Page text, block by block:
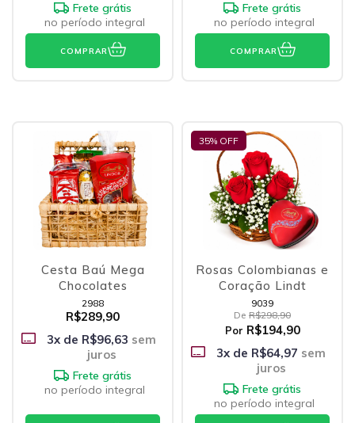
Frete grátis
no período integral
COMPRAR
Frete grátis
no período integral
COMPRAR
Cesta Baú Mega
Chocolates
2988
R$289,90
3x de R$96,63 sem
juros
Frete grátis
no período integral
35% OFF
Rosas Colombianas e
Coração Lindt
9039
De R$298,90
Por R$194,90
3x de R$64,97 sem
juros
Frete grátis
no período integral